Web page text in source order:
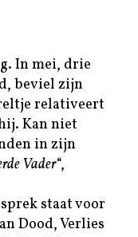
In mei, drie
beviel zijn
relativeert
Kan niet
in zijn
Vader“,
staat voor
Dood, Verlies